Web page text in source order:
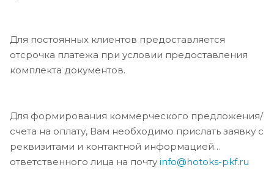
Для постоянных клиентов предоставляется
отсрочка платежа при условии предоставления
комплекта документов.
Для формирования коммерческого предложения/
счета на оплату, Вам необходимо прислать заявку с
реквизитами и контактной информацией
ответственного лица на почту info@hotoks-pkf.ru